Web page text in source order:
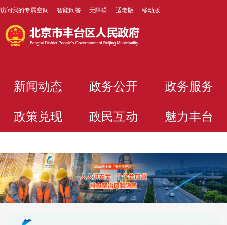
访问我的专属空间 智能问答 无障碍 适老版 移动版
新闻动态 政务公开 政务服务
政策兑现 政民互动 魅力丰台